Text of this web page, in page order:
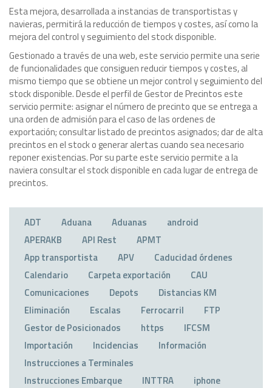
Esta mejora, desarrollada a instancias de transportistas y
navieras, permitirá la reducción de tiempos y costes, así como la
mejora del control y seguimiento del stock disponible.
Gestionado a través de una web, este servicio permite una serie
de funcionalidades que consiguen reducir tiempos y costes, al
mismo tiempo que se obtiene un mejor control y seguimiento del
stock disponible. Desde el perfil de Gestor de Precintos este
servicio permite: asignar el número de precinto que se entrega a
una orden de admisión para el caso de las ordenes de
exportación; consultar listado de precintos asignados; dar de alta
precintos en el stock o generar alertas cuando sea necesario
reponer existencias. Por su parte este servicio permite a la
naviera consultar el stock disponible en cada lugar de entrega de
precintos.
ADT Aduana Aduanas
android
APERAKB
API Rest
APMT
App transportista
APV
Caducidad órdenes
Calendario
Carpeta exportación
CAU
Comunicaciones
Depots
Distancias KM
Eliminación
Escalas Ferrocarril
FTP
Gestor de Posicionados
https
IFCSM
Importación
Incidencias
Información
Instrucciones a Terminales
Instrucciones Embarque
INTTRA
iphone